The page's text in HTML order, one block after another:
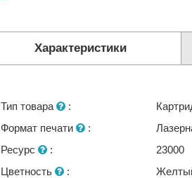
Характеристики
Тип товара :
Формат печати
:
Ресурс
:
23000
Цветность
: